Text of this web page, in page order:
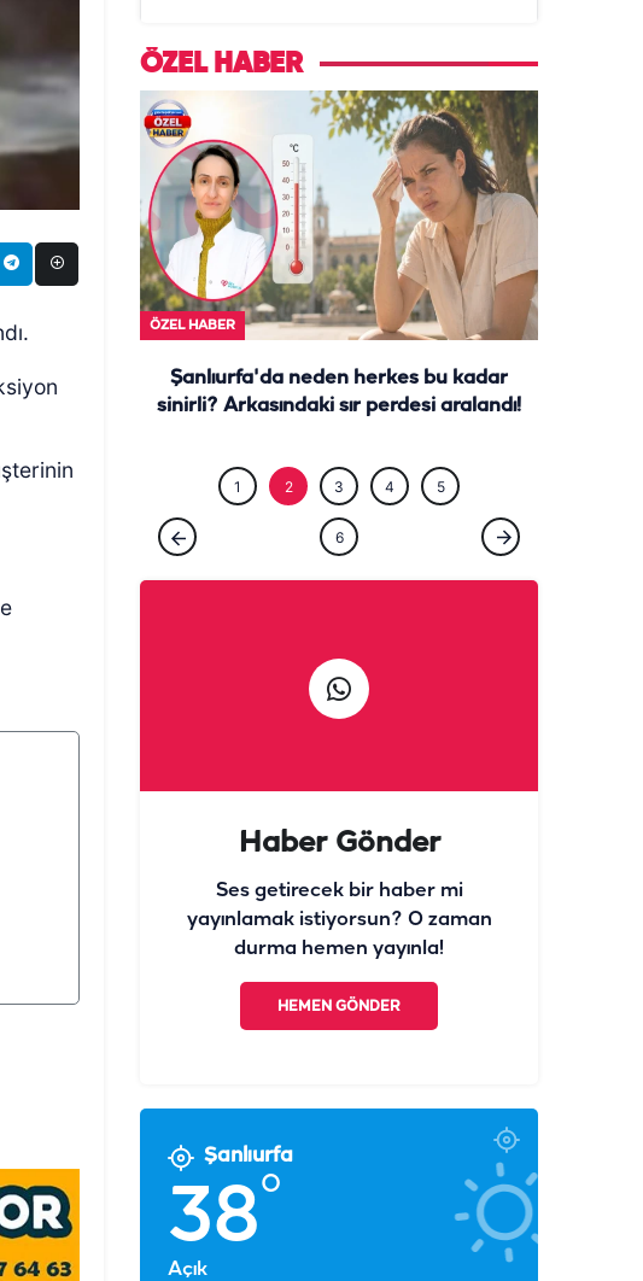
ÖZEL HABER
ÖZEL HABER
Şanlıurfa'da neden herkes bu kadar
sinirli? Arkasındaki sır perdesi aralandı!
1 2 3 4 5
6
Haber Gönder
Ses getirecek bir haber mi
yayınlamak istiyorsun? O zaman
durma hemen yayınla!
HEMEN GÖNDER
Şanlıurfa
38°
Açık